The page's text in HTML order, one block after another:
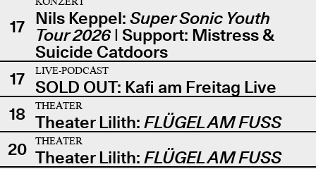
17 Nils Keppel: Super Sonic Youth
Tour 2026| Support: Mistress &
Suicide Catdoors
17
LIVE-PODCAST
SOLD OUT: Kafi am Freitag Live
18
THEATER
Theater Lilith: FLÜGEL AM FUSS
20
THEATER
Theater Lilith: FLÜGEL AM FUSS